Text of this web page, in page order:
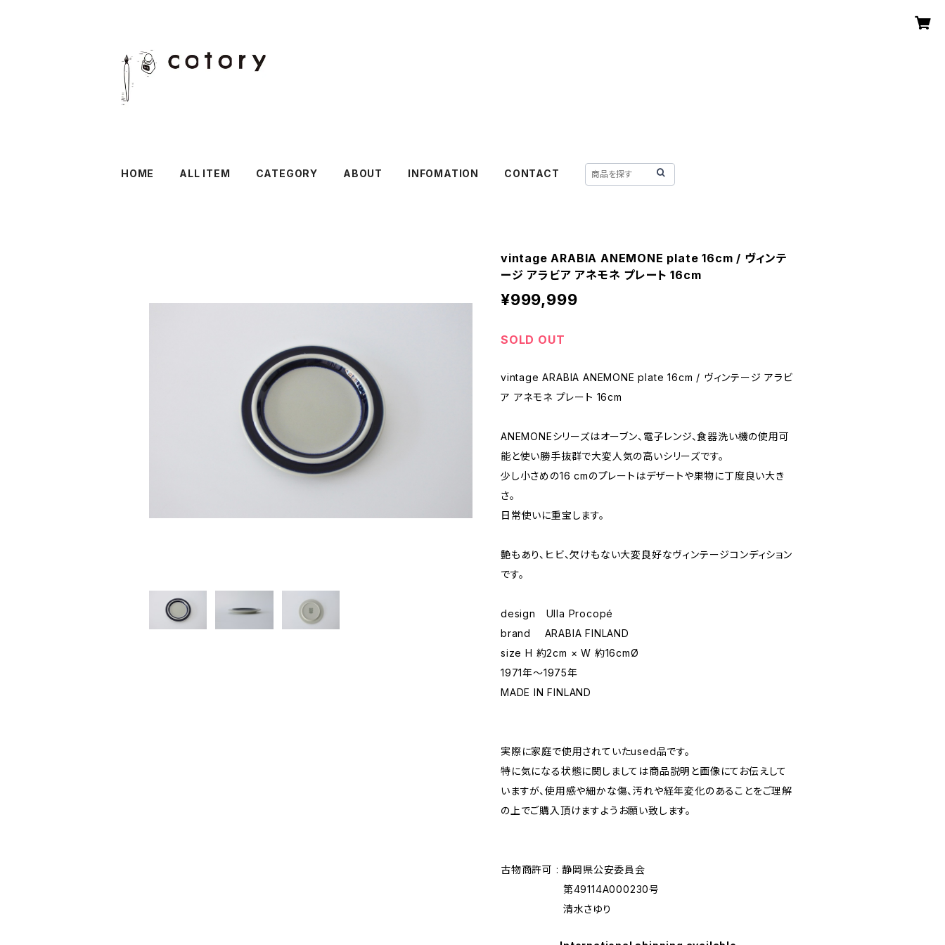
HOME ALL ITEM CATEGORY ABOUT INFOMATION CONTACT
vintage ARABIA ANEMONE plate 16cm / ヴィンテ
ージ アラビア アネモネ プレート 16cm
¥999,999
SOLD OUT
vintage ARABIA ANEMONE plate 16cm / ヴィンテージ アラビ
ア アネモネ プレート 16cm
ANEMONEシリーズはオーブン、電子レンジ、食器洗い機の使用可
能と使い勝手抜群で大変人気の高いシリーズです。
少し小さめの16 cmのプレートはデザートや果物に丁度良い大き
さ。
日常使いに重宝します。
艶もあり、ヒビ、欠けもない大変良好なヴィンテージコンディション
です。
design Ulla Procopé
brand ARABIA FINLAND
size H 約2cm × W 約16cmØ
1971年〜1975年
MADE IN FINLAND
実際に家庭で使用されていたused品です。
特に気になる状態に関しましては商品説明と画像にてお伝えして
いますが、使用感や細かな傷、汚れや経年変化のあることをご理解
の上でご購入頂けますようお願い致します。
古物商許可 : 静岡県公安委員会
第49114A000230号
清水さゆり